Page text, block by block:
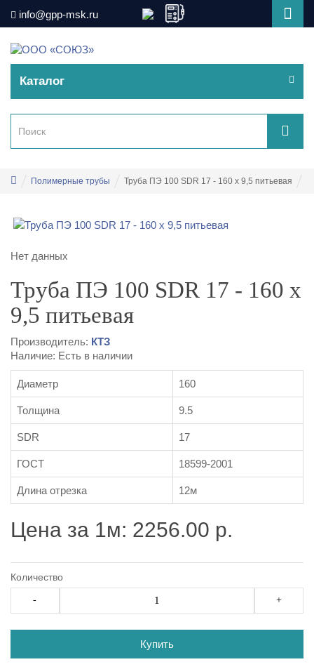
info@gpp-msk.ru
Каталог
Полимерные трубы Труба ПЭ 100 SDR 17 - 160 х 9,5 питьевая
Нет данных
Труба ПЭ 100 SDR 17 - 160 х
9,5 питьевая
Производитель: КТЗ
Наличие: Есть в наличии
Диаметр 160
Толщина 9.5
SDR 17
ГОСТ 18599-2001
Длина отрезка 12м
Цена за 1м: 2256.00 р.
Количество
- +
Купить